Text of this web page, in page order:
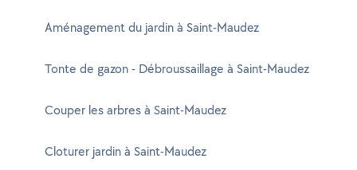
Aménagement du jardin à Saint-Maudez
Tonte de gazon - Débroussaillage à Saint-Maudez
Couper les arbres à Saint-Maudez
Cloturer jardin à Saint-Maudez